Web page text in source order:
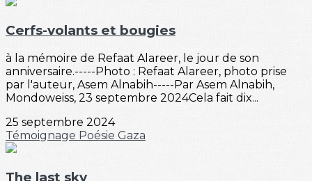
Cerfs-volants et bougies
à la mémoire de Refaat Alareer, le jour de son
anniversaire.-----Photo : Refaat Alareer, photo prise
par l'auteur, Asem Alnabih-----Par Asem Alnabih,
Mondoweiss, 23 septembre 2024Cela fait dix...
25 septembre 2024
Témoignage Poésie Gaza
The last sky